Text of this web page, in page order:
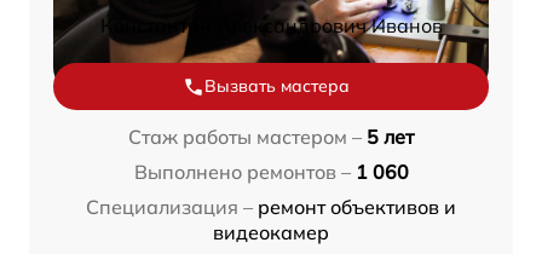
Константин Александрович Иванов
Вызвать мастера
Стаж работы мастером – 5 лет
Выполнено ремонтов – 1 060
Специализация – ремонт объективов и
видеокамер